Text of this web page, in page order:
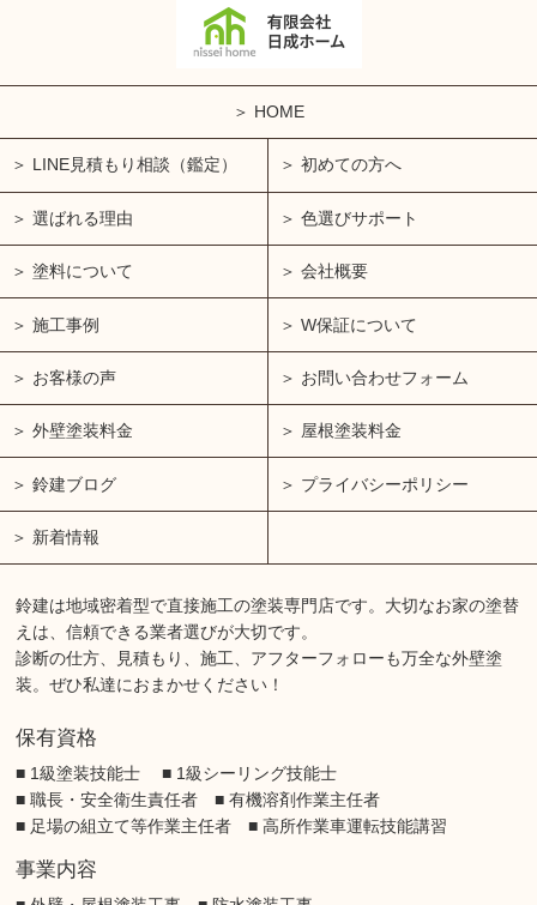
HOME
LINE見積もり相談（鑑定） 初めての方へ
選ばれる理由 色選びサポート
塗料について 会社概要
施工事例 W保証について
お客様の声 お問い合わせフォーム
外壁塗装料金 屋根塗装料金
鈴建ブログ プライバシーポリシー
新着情報
鈴建は地域密着型で直接施工の塗装専門店です。大切なお家の塗替
えは、信頼できる業者選びが大切です。
診断の仕方、見積もり、施工、アフターフォローも万全な外壁塗
装。ぜひ私達におまかせください！
保有資格
■ 1級塗装技能士 ■ 1級シーリング技能士
■ 職長・安全衛生責任者 ■ 有機溶剤作業主任者
■ 足場の組立て等作業主任者 ■ 高所作業車運転技能講習
事業内容